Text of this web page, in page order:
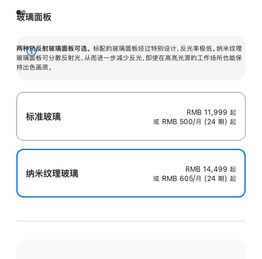
玻璃面板
两种抗反射玻璃面板可选。 标配的玻璃面板经过特别设计，反光率极低。纳米纹理
玻璃面板可分散反射光，从而进一步减少反光，即使在高亮光源的工作场所也能保
持出色画质。
展
开
标准玻璃 RMB 11,999 起
或 RMB 500/月 (24 期) 起
纳米纹理玻璃 RMB 14,499 起
或 RMB 605/月 (24 期) 起